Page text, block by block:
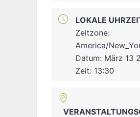
LOKALE
Zeitzone:
America/
Datum: März 13
Zeit: 13:30